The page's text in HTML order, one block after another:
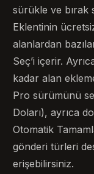
sürükle ve bırak
Eklentinin
alanlardan
Seç’i içerir.
kadar alan
Pro sürümünü
Doları), ayrıca
Otomatik
gönderi türleri
erişebilirsiniz.